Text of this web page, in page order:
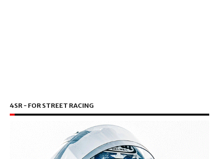
4SR - FOR STREET RACING